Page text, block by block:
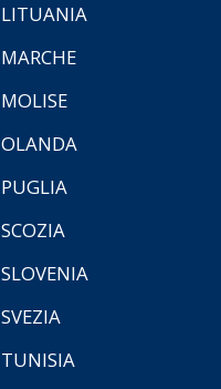
LITUANIA
MARCHE
MOLISE
OLANDA
PUGLIA
SCOZIA
SLOVENIA
SVEZIA
TUNISIA